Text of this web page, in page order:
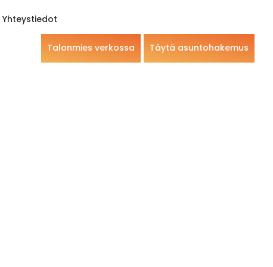
Yhteystiedot
Täytä asuntohakemus
Talonmies verkossa